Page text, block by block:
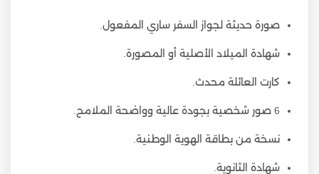
صورة حديثة لجواز السفر ساري المفعول.
شهادة الميلاد الأصلية أو المصورة.
كارت العائلة محدث.
6 صور شخصية بجودة عالية وواضحة الملامح.
نسخة من بطاقة الهوية الوطنية.
شهادة الثانوية.